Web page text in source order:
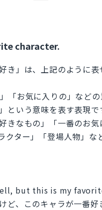
character.
き」は、上記のように表
お気に入りの」などの
という意味を表す表現で
きなもの」「一番のお
ター」「登場人物」な
but this is my
ど、このキャラが一番好